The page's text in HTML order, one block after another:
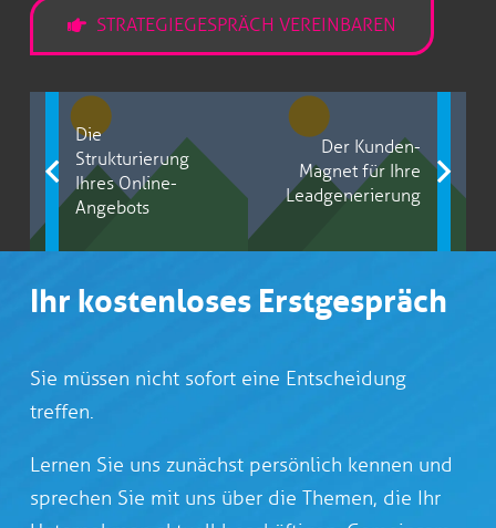
STRATEGIEGESPRÄCH VEREINBAREN
Die
Strukturierung
Ihres Online-
Angebots
Der Kunden-
Magnet für Ihre
Leadgenerierung
Ihr kostenloses Erstgespräch
Sie müssen nicht sofort eine Entscheidung
treffen.
Lernen Sie uns zunächst persönlich kennen und
sprechen Sie mit uns über die Themen, die Ihr